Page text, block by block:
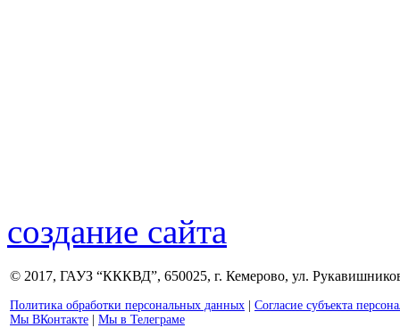
создание сайта
© 2017, ГАУЗ “КККВД”, 650025, г. Кемерово, ул.
Политика обработки персональных данных
Согласие субъекта
Мы ВКонтакте
Мы в Телеграме